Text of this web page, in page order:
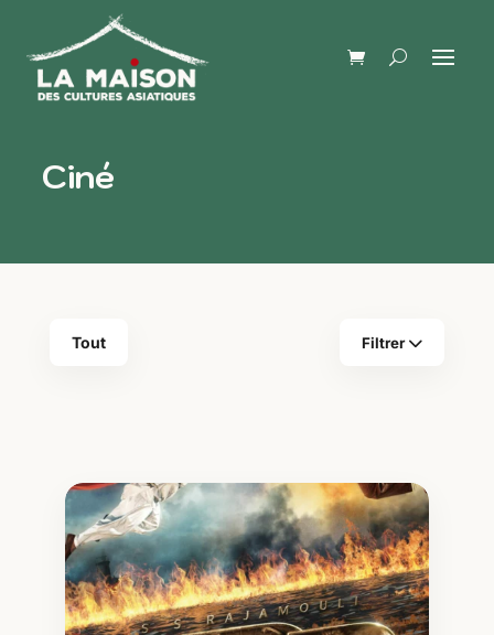
Ciné
Tout Filtrer